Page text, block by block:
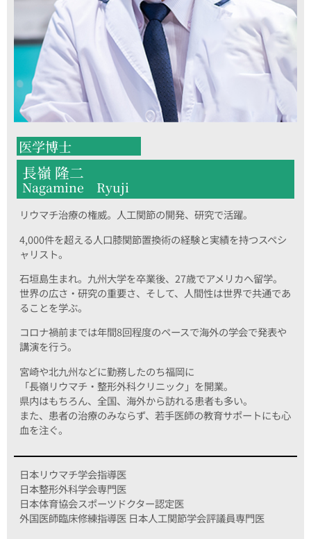
医学博士
長嶺 隆二
Nagamine Ryuji
リウマチ治療の権威。人工関節の開発、研究で活躍。
4,000件を超える人口膝関節置換術の経験と実績を持つスペシ
ャリスト。
石垣島生まれ。九州大学を卒業後、27歳でアメリカへ留学。
世界の広さ・研究の重要さ、そして、人間性は世界で共通であ
ることを学ぶ。
コロナ禍前までは年間8回程度のペースで海外の学会で発表や
講演を行う。
宮崎や北九州などに勤務したのち福岡に
「長嶺リウマチ・整形外科クリニック」を開業。
県内はもちろん、全国、海外から訪れる患者も多い。
また、患者の治療のみならず、若手医師の教育サポートにも心
血を注ぐ。
日本リウマチ学会指導医
日本整形外科学会専門医
日本体育協会スポーツドクター認定医
外国医師臨床修練指導医 日本人工関節学会評議員専門医